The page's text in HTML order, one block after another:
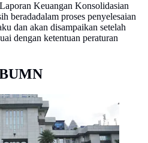
Keuangan Konsolidasian
beradadalam proses penyelesaian
dan akan disampaikan setelah
dengan ketentuan peraturan
(Istimewa)